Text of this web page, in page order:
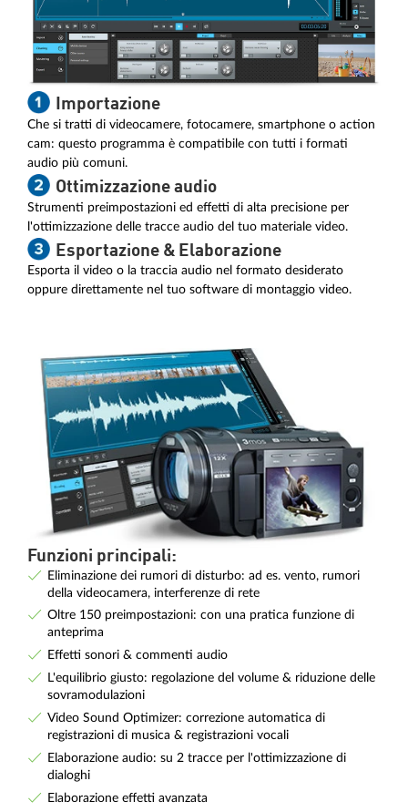
Importazione
Che si tratti di videocamere, fotocamere, smartphone o action
cam: questo programma è compatibile con tutti i formati
audio più comuni.
Ottimizzazione audio
Strumenti preimpostazioni ed effetti di alta precisione per
l'ottimizzazione delle tracce audio del tuo materiale video.
Esportazione & Elaborazione
Esporta il video o la traccia audio nel formato desiderato
oppure direttamente nel tuo software di montaggio video.
Funzioni principali:
Eliminazione dei rumori di disturbo: ad es. vento, rumori
della videocamera, interferenze di rete
Oltre 150 preimpostazioni: con una pratica funzione di
anteprima
Effetti sonori & commenti audio
L'equilibrio giusto: regolazione del volume & riduzione delle
sovramodulazioni
Video Sound Optimizer: correzione automatica di
registrazioni di musica & registrazioni vocali
Elaborazione audio: su 2 tracce per l'ottimizzazione di
dialoghi
Elaborazione effetti avanzata